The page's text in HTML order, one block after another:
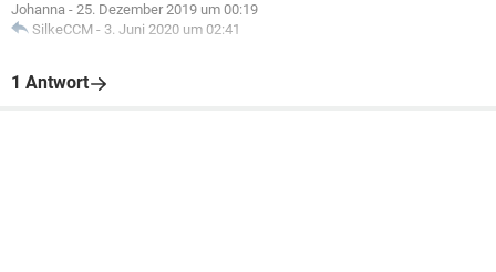
Johanna - 25. Dezember 2019 um 00:19
SilkeCCM - 3. Juni 2020 um 02:41
1 Antwort